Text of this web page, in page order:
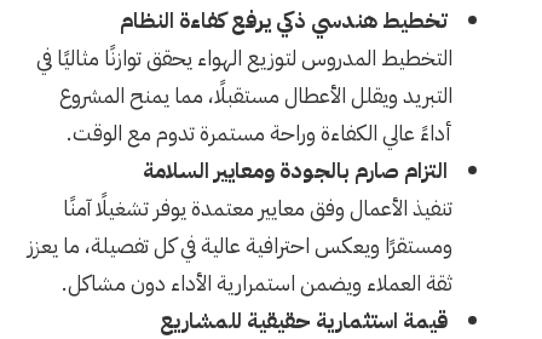
تخطيط هندسي ذكي يرفع كفاءة النظام
التخطيط المدروس لتوزيع الهواء يحقق توازنًا مثاليًا في
التبريد ويقلل الأعطال مستقبلًا، مما يمنح المشروع
أداءً عالي الكفاءة وراحة مستمرة تدوم مع الوقت.
التزام صارم بالجودة ومعايير السلامة
تنفيذ الأعمال وفق معايير معتمدة يوفر تشغيلًا آمنًا
ومستقرًا ويعكس احترافية عالية في كل تفصيلة، ما يعزز
ثقة العملاء ويضمن استمرارية الأداء دون مشاكل.
قيمة استثمارية حقيقية للمشاريع